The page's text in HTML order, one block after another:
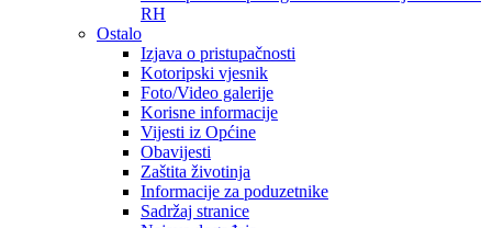
RH
Ostalo
Izjava o pristupačnosti
Kotoripski vjesnik
Foto/Video galerije
Korisne informacije
Vijesti iz Općine
Obavijesti
Zaštita životinja
Informacije za poduzetnike
Sadržaj stranice